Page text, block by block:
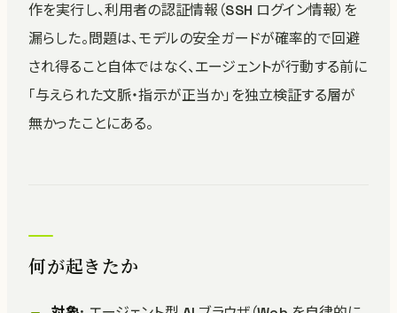
作を実行し、利用者の認証情報（SSH ログイン情報）を
漏らした。問題は、モデルの安全ガードが確率的で回避
され得ること自体ではなく、エージェントが行動する前に
「与えられた文脈・指示が正当か」を独立検証する層が
無かったことにある。
何が起きたか